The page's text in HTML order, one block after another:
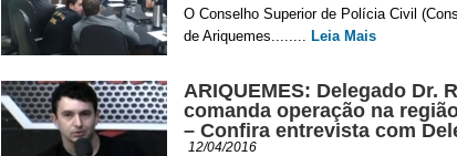
O Conselho Superior de Polícia Civil
de Ariquemes........ Leia Mais
ARIQUEMES: Delegado Dr.
comanda operação na
– Confira entrevista com
12/04/2016